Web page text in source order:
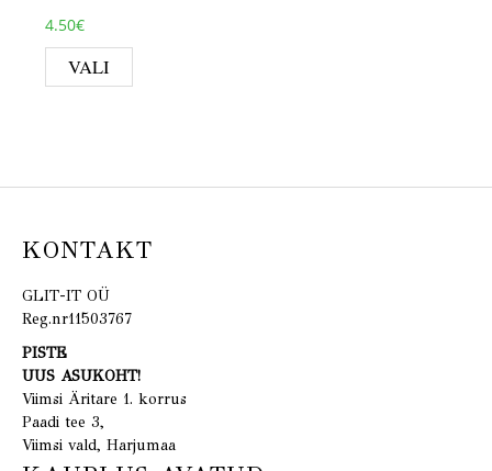
4.50€
VALI
KONTAKT
GLIT-IT OÜ
Reg.nr11503767
PISTE
UUS ASUKOHT!
Viimsi Äritare 1. korrus
Paadi tee 3,
Viimsi vald, Harjumaa